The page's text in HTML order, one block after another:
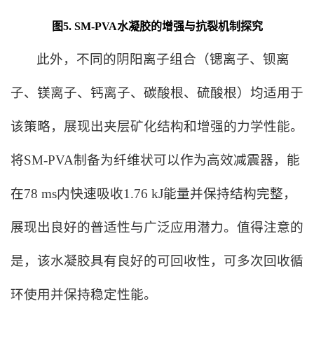
图5. SM-PVA水凝胶的增强与抗裂机制探究
此外，不同的阴阳离子组合（锶离子、钡离
子、镁离子、钙离子、碳酸根、硫酸根）均适用于
该策略，展现出夹层矿化结构和增强的力学性能。
将SM-PVA制备为纤维状可以作为高效减震器，能
在78 ms内快速吸收1.76 kJ能量并保持结构完整，
展现出良好的普适性与广泛应用潜力。值得注意的
是，该水凝胶具有良好的可回收性，可多次回收循
环使用并保持稳定性能。